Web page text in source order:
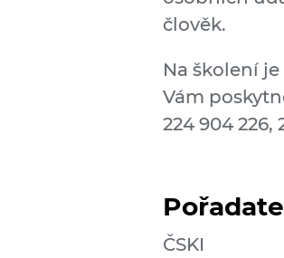
člověk.
Na školení
Vám
224 904
ČSKI